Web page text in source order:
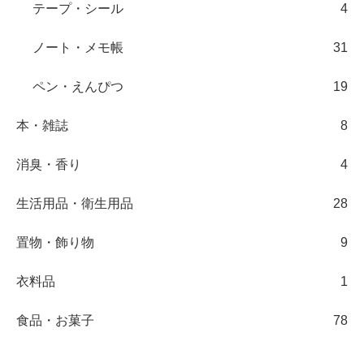
テープ・シール 4
ノート・メモ帳 31
ペン・えんぴつ 19
本・雑誌 8
消臭・香り 4
生活用品・衛生用品 28
置物・飾り物 9
衣料品 1
食品・お菓子 78